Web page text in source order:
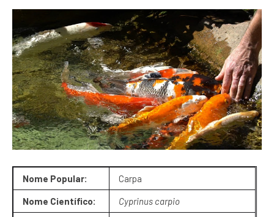
Nome Popular: Carpa
Nome Científico: Cyprinus carpio